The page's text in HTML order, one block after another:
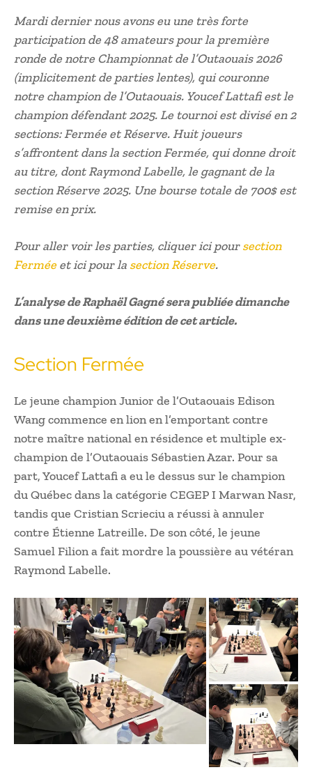
Mardi dernier nous avons eu une très forte
participation de 48 amateurs pour la première
ronde de notre Championnat de l’Outaouais 2026
(implicitement de parties lentes), qui couronne
notre champion de l’Outaouais. Youcef Lattafi est le
champion défendant 2025. Le tournoi est divisé en 2
sections: Fermée et Réserve. Huit joueurs
s’affrontent dans la section Fermée, qui donne droit
au titre, dont Raymond Labelle, le gagnant de la
section Réserve 2025. Une bourse totale de 700$ est
remise en prix.
Pour aller voir les parties, cliquer ici poursection
Ferméeet ici pour la section Réserve.
L’analyse de Raphaël Gagné sera publiée dimanche
dans une deuxième édition de cet article.
Section Fermée
Le jeune champion Junior de l’Outaouais Edison
Wang commence en lion en l’emportant contre
notre maître national en résidence et multiple ex-
champion de l’Outaouais Sébastien Azar. Pour sa
part, Youcef Lattafi a eu le dessus sur le champion
du Québec dans la catégorie CEGEP I Marwan Nasr,
tandis que Cristian Scrieciu a réussi à annuler
contre Étienne Latreille. De son côté, le jeune
Samuel Filion a fait mordre la poussière au vétéran
Raymond Labelle.